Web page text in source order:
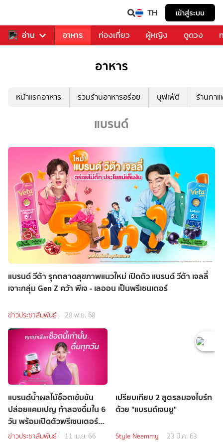
TH เข้าสู่ระบบ
อ่าน
รวงการเพลง อาหาร ท่องเที่ยว ผู้หญิง ดูดวง
อาหาร
หน้าแรกอาหาร รวมร้านอาหารอร่อย บุฟเฟ่ต์ ร้านกา
แบรนด์
แบรนด์ วีต้า รุกตลาดสุขภาพแนวใหม่ เปิดตัว แบรนด์ วีต้า เจลลี่
เจาะกลุ่ม Gen Z คว้า พีเจ - เลออน เป็นพรีเซนเตอร์
ข่าวประชาสัมพันธ์ 28 พ.ย. 68
แบรนด์น้ำผลไม้ช็อตเข้มข้น
ปล่อยแคมเปญ ท้าลองดื่มใน 6
วัน พร้อมเปิดตัวพรีเซนเตอร์
คนใหม่ ญาญ่า อุรัสยา
ข่าวประชาสัมพันธ์ 11 เม.ย. 66
เปรียบเทียบ 2 สูตรสมองไบร์ท
ด้วย "แบรนด์เจนยู"
Style Neemmy 23 มี.ค. 63